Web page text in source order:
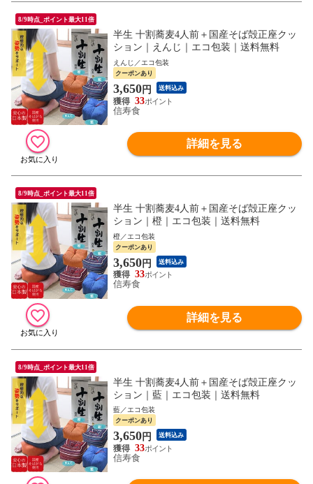
8/9時点_ポイント最大11倍
半生 十割蕎麦4人前＋国産そば殻正座クッ
ション｜えんじ｜エコ包装｜送料無料
えんじ／エコ包装
クーポンあり
3,650円 送料込み
33
信寿食
詳細を見る
8/9時点_ポイント最大11倍
半生 十割蕎麦4人前＋国産そば殻正座クッ
ション｜橙｜エコ包装｜送料無料
橙／エコ包装
クーポンあり
3,650円 送料込み
33
信寿食
詳細を見る
8/9時点_ポイント最大11倍
半生 十割蕎麦4人前＋国産そば殻正座クッ
ション｜藍｜エコ包装｜送料無料
藍／エコ包装
クーポンあり
3,650円 送料込み
33
信寿食